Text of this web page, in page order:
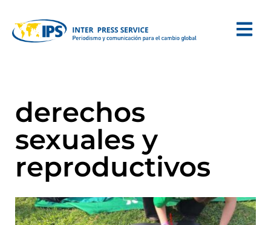
derechos
sexuales y
reproductivos